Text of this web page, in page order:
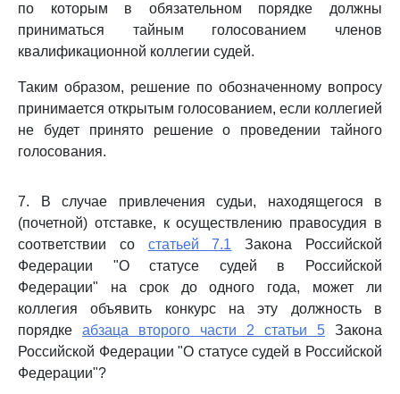
по которым в обязательном порядке должны
приниматься тайным голосованием членов
квалификационной коллегии судей.
Таким образом, решение по обозначенному вопросу
принимается открытым голосованием, если коллегией
не будет принято решение о проведении тайного
голосования.
7. В случае привлечения судьи, находящегося в
(почетной) отставке, к осуществлению правосудия в
соответствии со статьей 7.1 Закона Российской
Федерации "О статусе судей в Российской
Федерации" на срок до одного года, может ли
коллегия объявить конкурс на эту должность в
порядке абзаца второго части 2 статьи 5 Закона
Российской Федерации "О статусе судей в Российской
Федерации"?